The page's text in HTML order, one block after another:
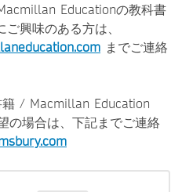
Educationの教科書
興味のある方は、
までご連絡
籍 / Macmillan Education
の場合は、下記までご連絡